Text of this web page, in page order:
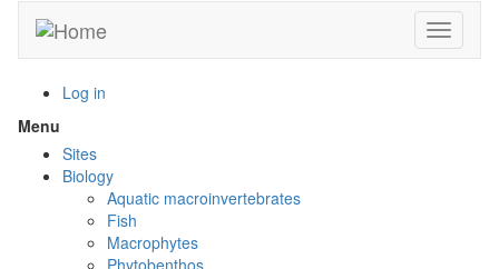
main
Toggle
Log in
Menu
menu
visibility
Sites
Biology
Aquatic macroinvertebrates
Fish
Macrophytes
Phytobenthos